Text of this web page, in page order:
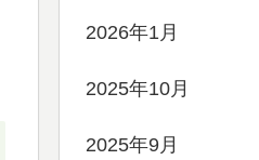
2026年1月
2025年10月
2025年9月